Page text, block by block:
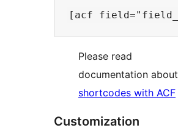
Please read
documentation about
shortcodes with ACF
Customization